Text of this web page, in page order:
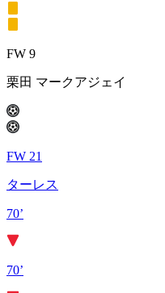
FW 9
栗田 マークアジェイ
FW 21
ターレス
70’
70’